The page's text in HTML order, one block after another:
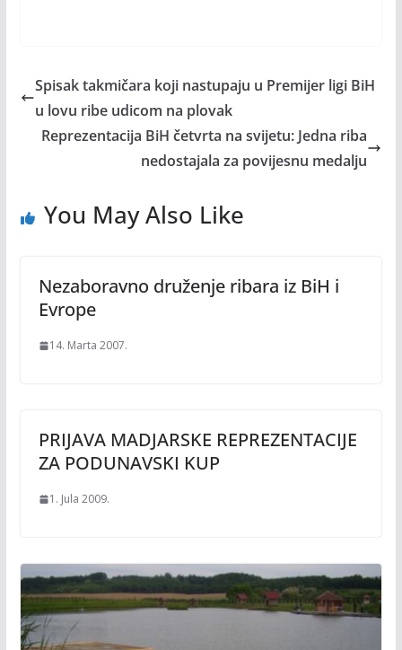
Spisak takmičara koji nastupaju u Premijer ligi BiH
u lovu ribe udicom na plovak
Reprezentacija BiH četvrta na svijetu: Jedna riba
nedostajala za povijesnu medalju
You May Also Like
Nezaboravno druženje ribara iz BiH i
Evrope
14. Marta 2007.
PRIJAVA MADJARSKE REPREZENTACIJE
ZA PODUNAVSKI KUP
1. Jula 2009.